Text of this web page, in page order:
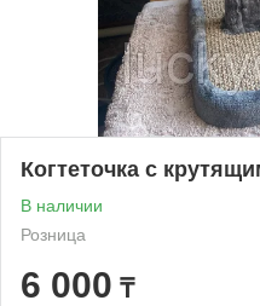
Когтеточка с
В наличии
Розница
6 000 ₸